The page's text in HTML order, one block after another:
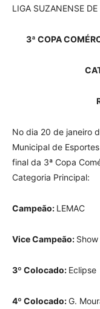
LIGA SUZANENSE
3ª COPA
No dia 20 de janeiro
Municipal de
final da 3ª Copa
Categoria Principal:
Campeão: LEMAC
Vice Campeão:
3º Colocado: Eclipse
4º Colocado:G.